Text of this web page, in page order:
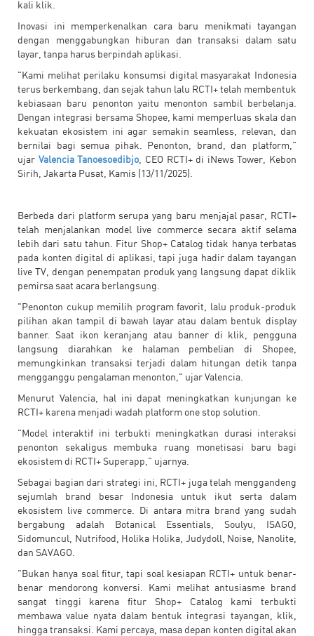
kali klik.
Inovasi ini memperkenalkan cara baru menikmati tayangan
dengan menggabungkan hiburan dan transaksi dalam satu
layar, tanpa harus berpindah aplikasi.
"Kami melihat perilaku konsumsi digital masyarakat Indonesia
terus berkembang, dan sejak tahun lalu RCTI+ telah membentuk
kebiasaan baru penonton yaitu menonton sambil berbelanja.
Dengan integrasi bersama Shopee, kami memperluas skala dan
kekuatan ekosistem ini agar semakin seamless, relevan, dan
bernilai bagi semua pihak. Penonton, brand, dan platform,"
ujar Valencia Tanoesoedibjo , CEO RCTI+ di iNews Tower, Kebon
Sirih, Jakarta Pusat, Kamis (13/11/2025).
Berbeda dari platform serupa yang baru menjajal pasar, RCTI+
telah menjalankan model live commerce secara aktif selama
lebih dari satu tahun. Fitur Shop+ Catalog tidak hanya terbatas
pada konten digital di aplikasi, tapi juga hadir dalam tayangan
live TV, dengan penempatan produk yang langsung dapat diklik
pemirsa saat acara berlangsung.
"Penonton cukup memilih program favorit, lalu produk-produk
pilihan akan tampil di bawah layar atau dalam bentuk display
banner. Saat ikon keranjang atau banner di klik, pengguna
langsung diarahkan ke halaman pembelian di Shopee,
memungkinkan transaksi terjadi dalam hitungan detik tanpa
mengganggu pengalaman menonton," ujar Valencia.
Menurut Valencia, hal ini dapat meningkatkan kunjungan ke
RCTI+ karena menjadi wadah platform one stop solution.
"Model interaktif ini terbukti meningkatkan durasi interaksi
penonton sekaligus membuka ruang monetisasi baru bagi
ekosistem di RCTI+ Superapp," ujarnya.
Sebagai bagian dari strategi ini, RCTI+ juga telah menggandeng
sejumlah brand besar Indonesia untuk ikut serta dalam
ekosistem live commerce. Di antara mitra brand yang sudah
bergabung adalah Botanical Essentials, Soulyu, ISAGO,
Sidomuncul, Nutrifood, Holika Holika, Judydoll, Noise, Nanolite,
dan SAVAGO.
"Bukan hanya soal fitur, tapi soal kesiapan RCTI+ untuk benar-
benar mendorong konversi. Kami melihat antusiasme brand
sangat tinggi karena fitur Shop+ Catalog kami terbukti
membawa value nyata dalam bentuk integrasi tayangan, klik,
hingga transaksi. Kami percaya, masa depan konten digital akan